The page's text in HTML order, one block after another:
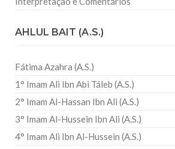
AHLUL BAIT (A.S.)
Fátima Azahra (A.S.)
1° Imam Ali Ibn Abi Táleb (A.S.)
2° Imam Al-Hassan Ibn Ali (A.S.)
3° Imam Al-Hussein Ibn Ali (A.S.)
4° Imam Ali Ibn Al-Hussein (A.S.)